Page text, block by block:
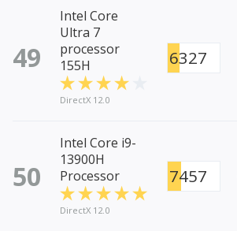
49
Intel Core
Ultra 7
processor
155H
DirectX 12.0
6327
50
Intel Core i9-
13900H
Processor
DirectX 12.0
7457